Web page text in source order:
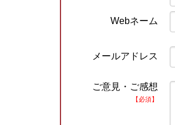
Webネーム
メールアドレス
ご意見・ご感想
【必須】